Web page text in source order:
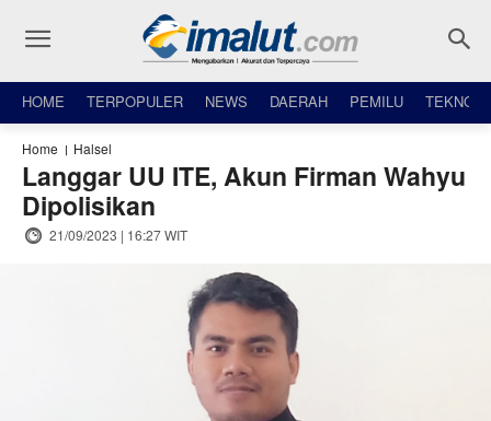
HOME TERPOPULER NEWS DAERAH PEMILU TEKNO
Home Halsel
Langgar UU ITE, Akun Firman Wahyu
Dipolisikan
21/09/2023 | 16:27 WIT